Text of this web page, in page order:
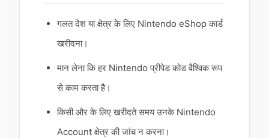
गलत देश या क्षेत्र के लिए Nintendo eShop कार्ड
खरीदना।
मान लेना कि हर Nintendo प्रीपेड कोड वैश्विक रूप
से काम करता है।
किसी और के लिए खरीदते समय उनके Nintendo
Account क्षेत्र की जांच न करना।